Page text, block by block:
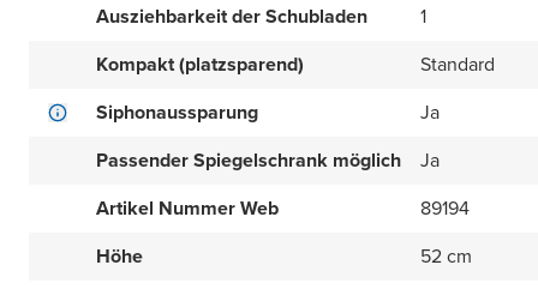
Ausziehbarkeit der Schubladen
1
Kompakt (platzsparend)
Standard
Siphonaussparung
Ja
Passender Spiegelschrank möglich
Ja
Artikel Nummer Web
89194
Höhe
52 cm